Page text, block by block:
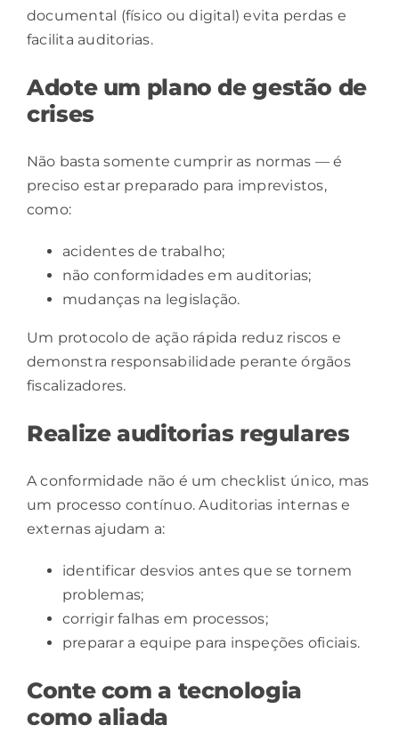
documental (físico ou digital) evita perdas e
facilita auditorias.
Adote um plano de gestão de
crises
Não basta somente cumprir as normas — é
preciso estar preparado para imprevistos,
como:
acidentes de trabalho;
não conformidades em auditorias;
mudanças na legislação.
Um protocolo de ação rápida reduz riscos e
demonstra responsabilidade perante órgãos
fiscalizadores.
Realize auditorias regulares
A conformidade não é um checklist único, mas
um processo contínuo. Auditorias internas e
externas ajudam a:
identificar desvios antes que se tornem
problemas;
corrigir falhas em processos;
preparar a equipe para inspeções oficiais.
Conte com a tecnologia
como aliada